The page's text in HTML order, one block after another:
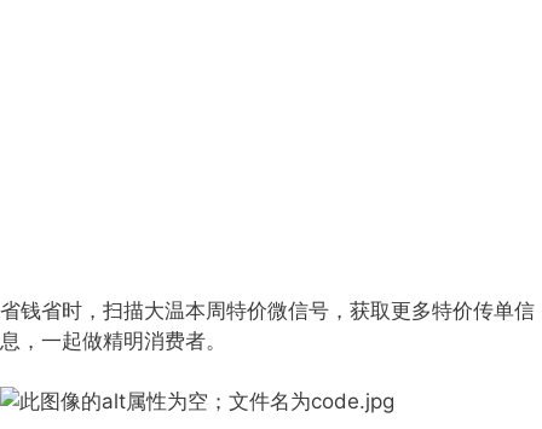
省钱省时，扫描大温本周特价微信号，获取更多特价传单信
息，一起做精明消费者。